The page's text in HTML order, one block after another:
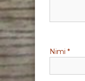
i
i
Nimi *